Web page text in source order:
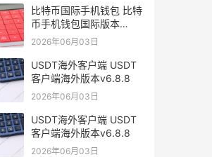
比特币国际手机钱包 比特
币手机钱包国际版本
v6.1.8
2026年06月03日
USDT海外客户端 USDT
客户端海外版本v6.8.8
2026年06月03日
USDT海外客户端 USDT
客户端海外版本v6.8.8
2026年06月03日